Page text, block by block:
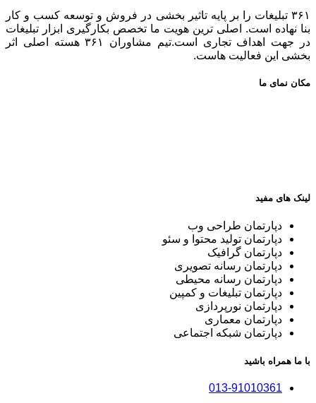
۳۶۱ تبلیغات را بر پایه تاثیر بخشی در فروش و توسعه کسب و کار
بنا نهاده است. اصلی ترین هویت ما تخصص بکارگیری ابزار تبلیغات
در جهت اهداف تجاری است.تیم مشاوران ۳۶۱ هسته اصلی اثر
بخشی این فعالیت هاست.
مکان نمای ما
لینک های مفید
دپارتمان طراحی وب
دپارتمان تولید محتوا و سئو
دپارتمان گرافیک
دپارتمان رسانه تصویری
دپارتمان رسانه محیطی
دپارتمان تبلیغات و کمپین
دپارتمان نورپردازی
دپارتمان معماری
دپارتمان شبکه اجتماعی
با ما همراه باشید
013-91010361